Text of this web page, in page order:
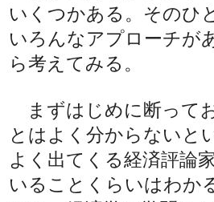
いくつかある。そのひ
いろんなアプローチが
ら考えてみる。
まずはじめに断って
とはよく分からないと
よく出てくる経済評論
いることくらいはわか